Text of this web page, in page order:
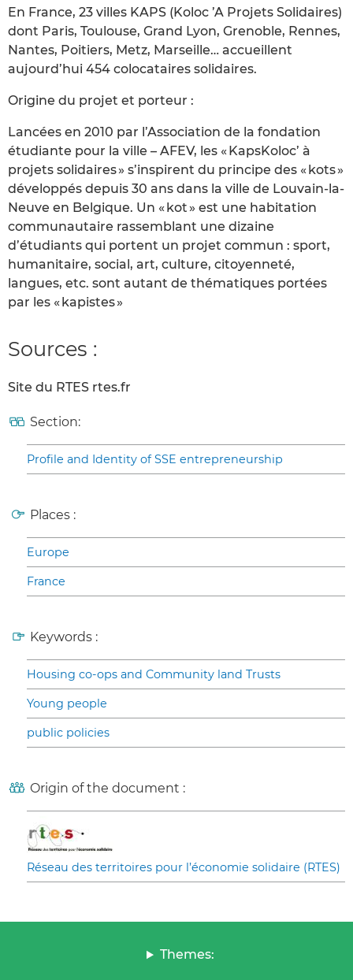
En France, 23 villes KAPS (Koloc ’A Projets Solidaires)
dont Paris, Toulouse, Grand Lyon, Grenoble, Rennes,
Nantes, Poitiers, Metz, Marseille… accueillent
aujourd’hui 454 colocataires solidaires.
Origine du projet et porteur :
Lancées en 2010 par l’Association de la fondation
étudiante pour la ville – AFEV, les « KapsKoloc’ à
projets solidaires » s’inspirent du principe des « kots »
développés depuis 30 ans dans la ville de Louvain-la-
Neuve en Belgique. Un « kot » est une habitation
communautaire rassemblant une dizaine
d’étudiants qui portent un projet commun : sport,
humanitaire, social, art, culture, citoyenneté,
langues, etc. sont autant de thématiques portées
par les « kapistes »
Sources :
Site du RTES rtes.fr
Section:
Profile and Identity of SSE entrepreneurship
Places :
Europe
France
Keywords :
Housing co-ops and Community land Trusts
Young people
public policies
Origin of the document :
Réseau des territoires pour l’économie solidaire (RTES)
Themes: